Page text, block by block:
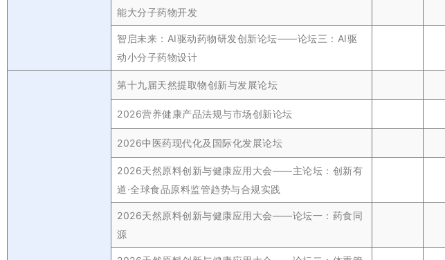
能大分子药物开发
智启未来：AI驱动药物研发创新论坛——论坛三：AI驱
动小分子药物设计
第十九届天然提取物创新与发展论坛
2026营养健康产品法规与市场创新论坛
2026中医药现代化及国际化发展论坛
2026天然原料创新与健康应用大会——主论坛：创新有
道·全球食品原料监管趋势与合规实践
2026天然原料创新与健康应用大会——论坛一：药食同
源